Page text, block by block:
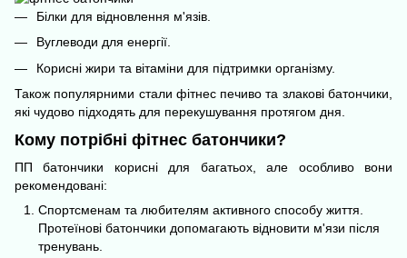
Білки для відновлення м'язів.
Вуглеводи для енергії.
Корисні жири та вітаміни для підтримки організму.
Також популярними стали фітнес печиво та злакові батончики,
які чудово підходять для перекушування протягом дня.
Кому потрібні фітнес батончики?
ПП батончики корисні для багатьох, але особливо вони
рекомендовані:
Спортсменам та любителям активного способу життя.
Протеїнові батончики допомагають відновити м'язи після
тренувань.